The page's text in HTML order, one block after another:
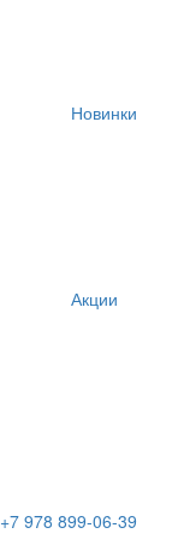
Новинки
Акции
+7 978 899-06-39